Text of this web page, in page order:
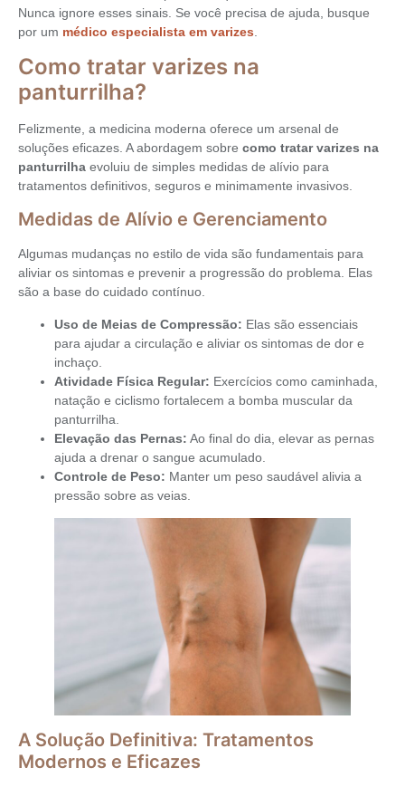
Nunca ignore esses sinais. Se você precisa de ajuda, busque
por um médico especialista em varizes
Como tratar varizes na
panturrilha?
Felizmente, a medicina moderna oferece um arsenal de
soluções eficazes. A abordagem sobre como tratar varizes na
panturrilha evoluiu de simples medidas de alívio para
tratamentos definitivos, seguros e minimamente invasivos.
Medidas de Alívio e Gerenciamento
Algumas mudanças no estilo de vida são fundamentais para
aliviar os sintomas e prevenir a progressão do problema. Elas
são a base do cuidado contínuo.
Uso de Meias de Compressão: Elas são essenciais
para ajudar a circulação e aliviar os sintomas de dor e
inchaço.
Atividade Física Regular: Exercícios como caminhada,
natação e ciclismo fortalecem a bomba muscular da
panturrilha.
Elevação das Pernas: Ao final do dia, elevar as pernas
ajuda a drenar o sangue acumulado.
Controle de Peso: Manter um peso saudável alivia a
pressão sobre as veias.
A Solução Definitiva: Tratamentos
Modernos e Eficazes